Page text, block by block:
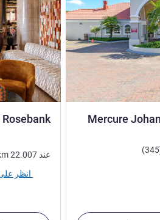
Mercure
أراء
)
عند 22.007